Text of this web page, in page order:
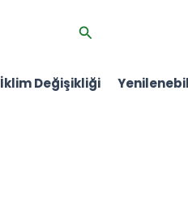
Arama
İklim Değişikliği